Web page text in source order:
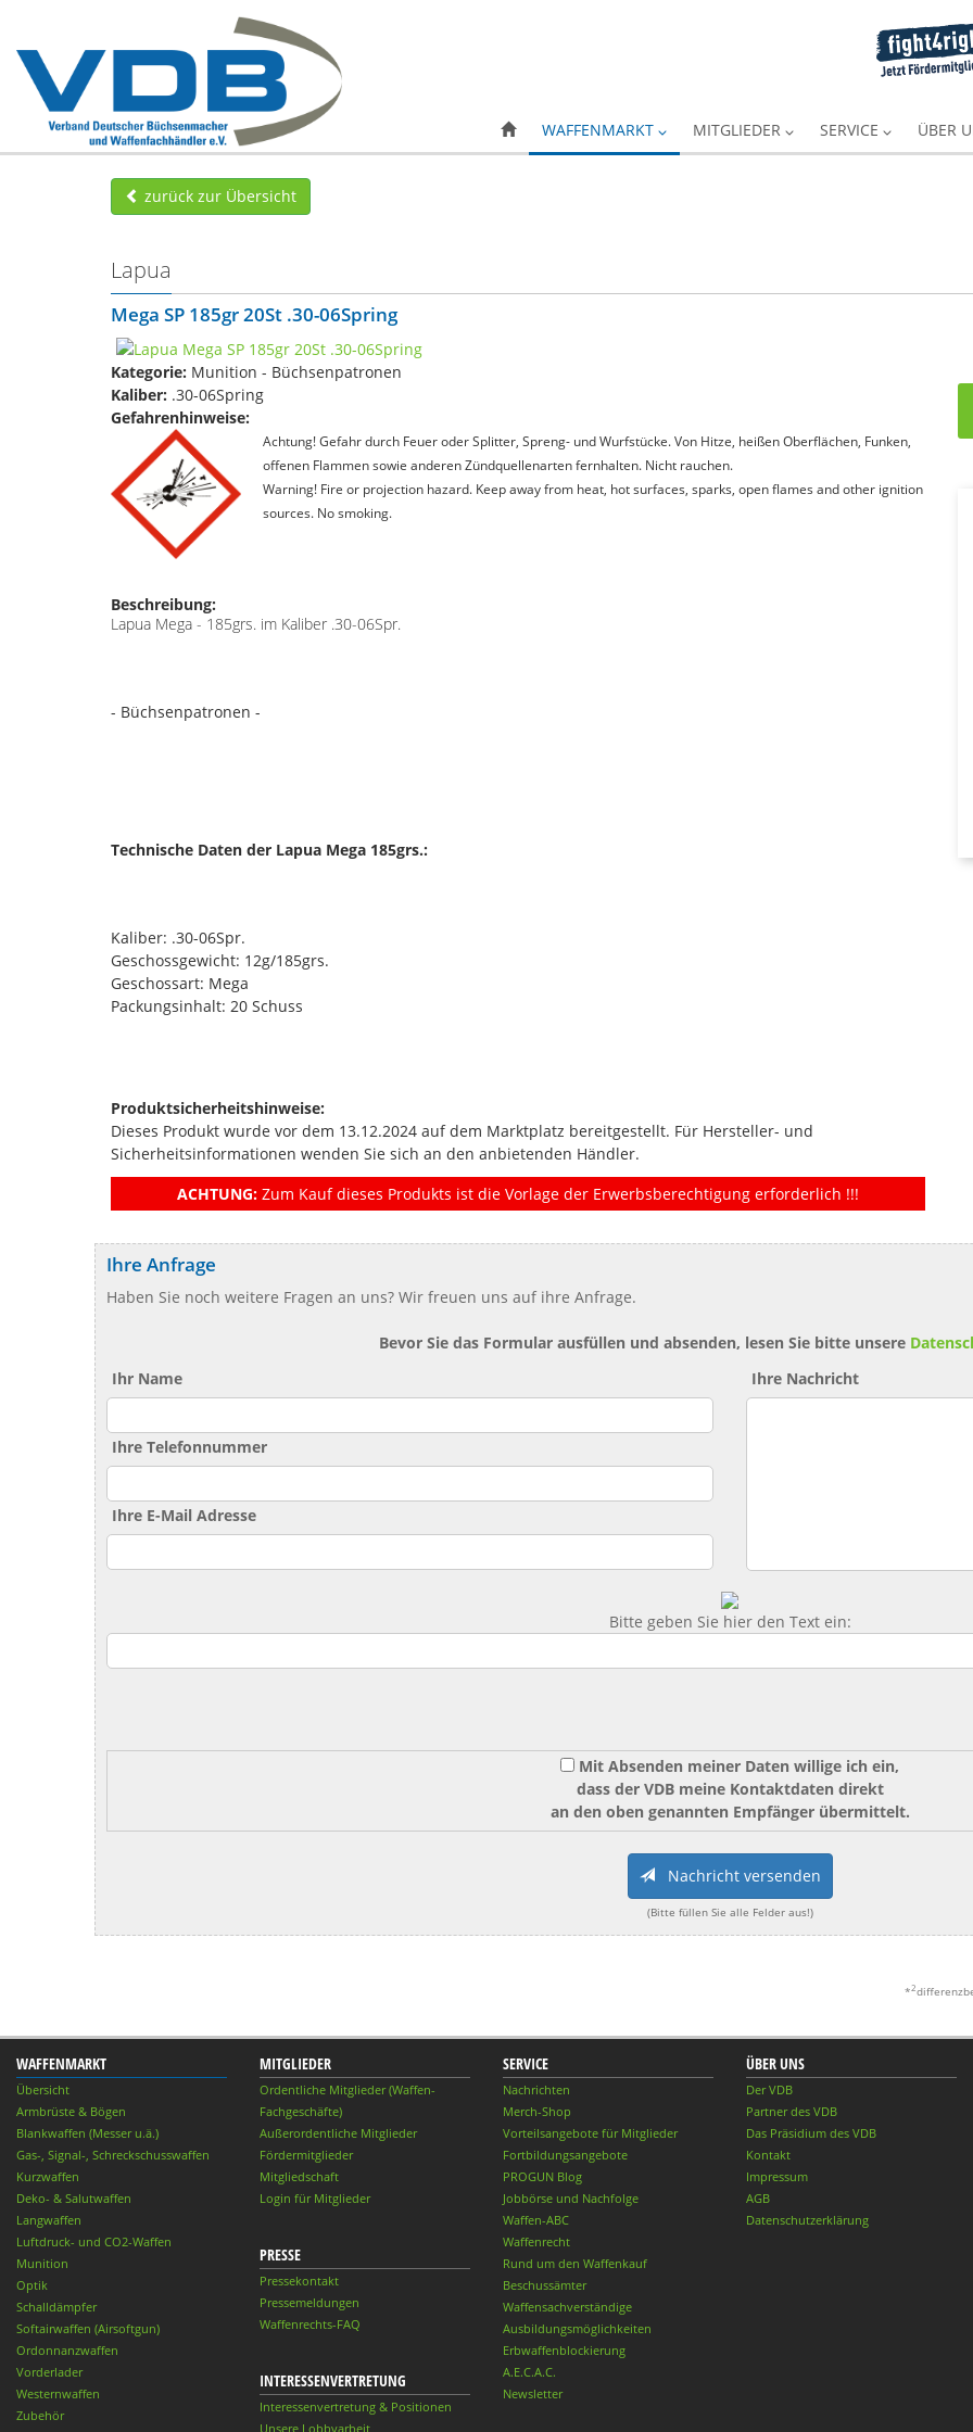
WAFFENMARKT MITGLIEDER SERVICE ÜBER
zurück zur Übersicht
Lapua
Mega SP 185gr 20St .30-06Spring
Kategorie: Munition - Büchsenpatronen
Kaliber: .30-06Spring
Gefahrenhinweise:
Achtung! Gefahr durch Feuer oder Splitter, Spreng- und Wurfstücke. Von Hitze, heißen Oberflächen, Funken,
offenen Flammen sowie anderen Zündquellenarten fernhalten. Nicht rauchen.
Warning! Fire or projection hazard. Keep away from heat, hot surfaces, sparks, open flames and other ignition
sources. No smoking.
Beschreibung:
Lapua Mega - 185grs. im Kaliber .30-06Spr.
- Büchsenpatronen -
Technische Daten der Lapua Mega 185grs.:
Kaliber: .30-06Spr.
Geschossgewicht: 12g/185grs.
Geschossart: Mega
Packungsinhalt: 20 Schuss
Produktsicherheitshinweise:
Dieses Produkt wurde vor dem 13.12.2024 auf dem Marktplatz bereitgestellt. Für Hersteller- und
Sicherheitsinformationen wenden Sie sich an den anbietenden Händler.
ACHTUNG: Zum Kauf dieses Produkts ist die Vorlage der Erwerbsberechtigung erforderlich !!!
Ihre Anfrage
Haben Sie noch weitere Fragen an uns? Wir freuen uns auf ihre Anfrage.
Bevor Sie das Formular ausfüllen und absenden, lesen Sie bitte unsere
Ihr Name
Ihre Telefonnummer
Ihre E-Mail Adresse
Ihre Nachricht
Bitte geben Sie hier den Text ein:
Mit Absenden meiner Daten willige ich ein,
dass der VDB meine Kontaktdaten direkt
an den oben genannten Empfänger übermittelt.
Nachricht versenden
(Bitte füllen Sie alle Felder aus!)
*2
WAFFENMARKT
Übersicht
Armbrüste & Bögen
Blankwaffen (Messer u.ä.)
Gas-, Signal-, Schreckschusswaffen
Kurzwaffen
Deko- & Salutwaffen
Langwaffen
Luftdruck- und CO2-Waffen
Munition
Optik
Schalldämpfer
Softairwaffen (Airsoftgun)
Ordonnanzwaffen
Vorderlader
Westernwaffen
Zubehör
MITGLIEDER
Ordentliche Mitglieder (Waffen-
Fachgeschäfte)
Außerordentliche Mitglieder
Fördermitglieder
Mitgliedschaft
Login für Mitglieder
PRESSE
Pressekontakt
Pressemeldungen
Waffenrechts-FAQ
INTERESSENVERTRETUNG
Interessenvertretung & Positionen
Unsere Lobbyarbeit
SERVICE
Nachrichten
Merch-Shop
Vorteilsangebote für Mitglieder
Fortbildungsangebote
PROGUN Blog
Jobbörse und Nachfolge
Waffen-ABC
Waffenrecht
Rund um den Waffenkauf
Beschussämter
Waffensachverständige
Ausbildungsmöglichkeiten
Erbwaffenblockierung
A.E.C.A.C.
Newsletter
ÜBER UNS
Der VDB
Partner des VDB
Das Präsidium des VDB
Kontakt
Impressum
AGB
Datenschutzerklärung